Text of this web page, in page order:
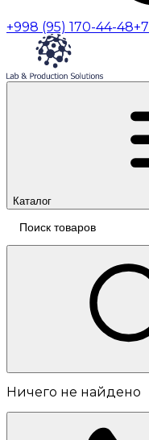
+998 (95) 170-44-48
Каталог
Ничего не найдено